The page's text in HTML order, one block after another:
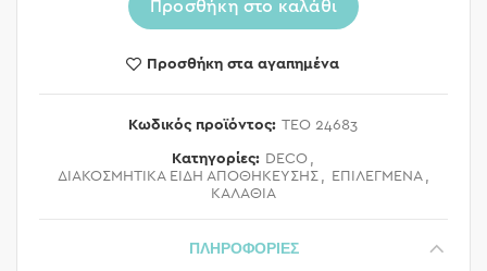
Προσθήκη στο καλάθι
Προσθήκη στα αγαπημένα
Κωδικός προϊόντος: TEO 24683
Κατηγορίες: DECO ,
ΔΙΑΚΟΣΜΗΤΙΚΑ ΕΙΔΗ ΑΠΟΘΗΚΕΥΣΗΣ , ΕΠΙΛΕΓΜΕΝΑ ,
ΚΑΛΑΘΙΑ
ΠΛΗΡΟΦΟΡΙΕΣ